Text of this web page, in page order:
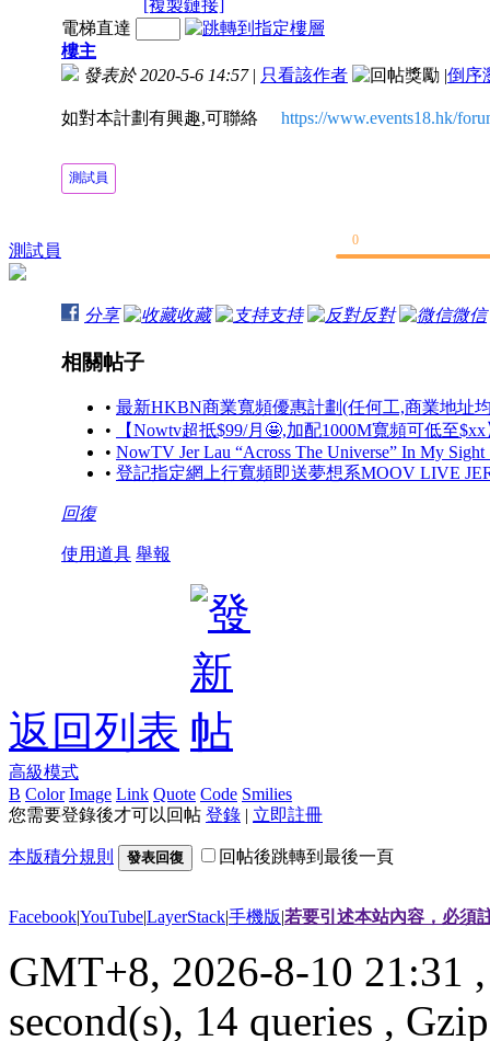
[複製鏈接]
測試員
電梯直達
樓主
發表於 2020-5-6 14:57 | 只看該作者 |倒序
如對本計劃有興趣,可聯絡 https://www.events18.hk/
測試員
0
分享 收藏 支持 反對 微信
相關帖子
• 最新HKBN商業寬頻優惠計劃(任何工,商業地址
•
【Nowtv超抵$99/月🤩,加配1000M寬頻可低至$xx
• NowTV Jer Lau “Across The Universe” In My Sight
• 登記指定網上行寬頻即送夢想系MOOV LIVE
回復
使用道具 舉報
返回列表
高級模式
B Color Image Link Quote Code Smilies
您需要登錄後才可以回帖 登錄 | 立即註冊
本版積分規則 發表回復 回帖後跳轉到最後一頁
Facebook|YouTube|LayerStack|手機版|若要引述本站內容，必須
GMT+8, 2026-8-10 21:31
second(s), 14 queries ,